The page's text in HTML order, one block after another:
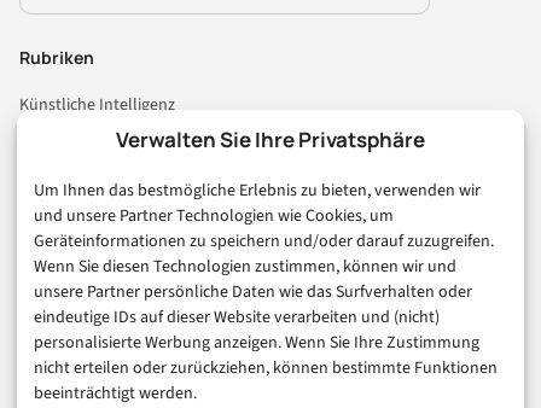
Verwalten Sie Ihre Privatsphäre
Um Ihnen das bestmögliche Erlebnis zu bieten, verwenden wir
und unsere Partner Technologien wie Cookies, um
Geräteinformationen zu speichern und/oder darauf zuzugreifen.
Wenn Sie diesen Technologien zustimmen, können wir und
unsere Partner persönliche Daten wie das Surfverhalten oder
eindeutige IDs auf dieser Website verarbeiten und (nicht)
personalisierte Werbung anzeigen. Wenn Sie Ihre Zustimmung
nicht erteilen oder zurückziehen, können bestimmte Funktionen
beeinträchtigt werden.
Rubriken
Künstliche Intelligenz
Technologie & IT
Consumer & Digital Life
Marketing
Finanzen & FinTech
Business & Karriere
Sicherheit & Recht
Digitalisierung
Marketing